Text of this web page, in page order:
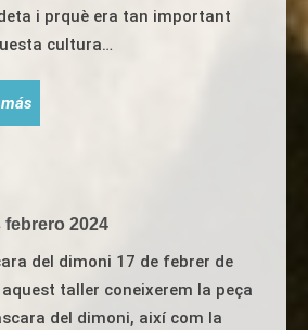
i prquè era tan important
cultura…
febrero 2024
del dimoni 17 de febrer de
aquest taller coneixerem la peça
del dimoni, així com la